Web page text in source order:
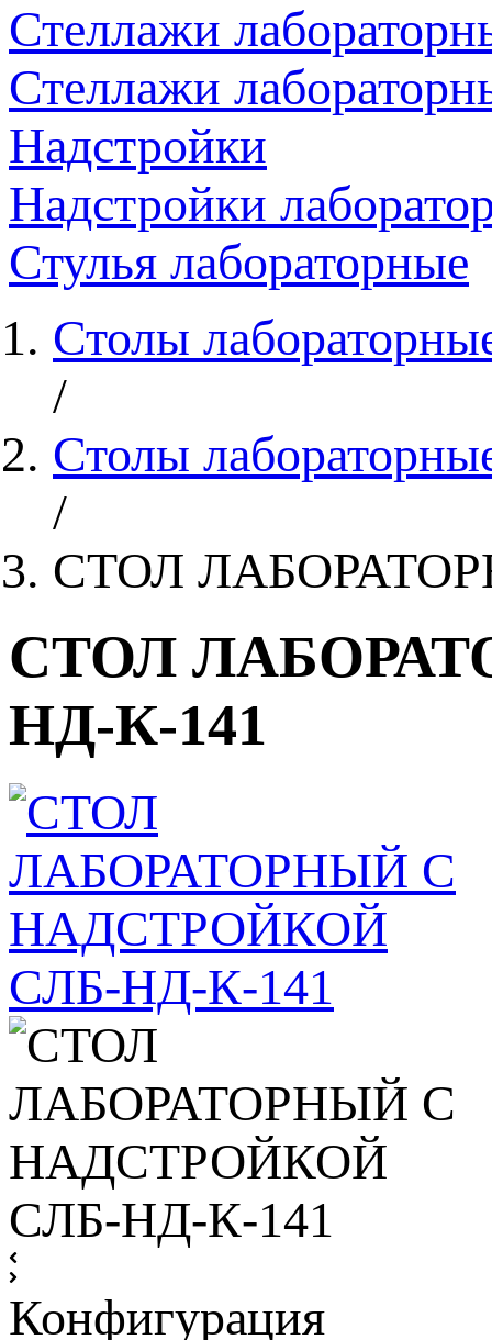
Стеллажи
Стеллажи
Надстройки
Надстройки
Стулья лабораторные
Столы
/
Столы
/
СТОЛ
СТОЛ
НД-К-141
Конфигурация